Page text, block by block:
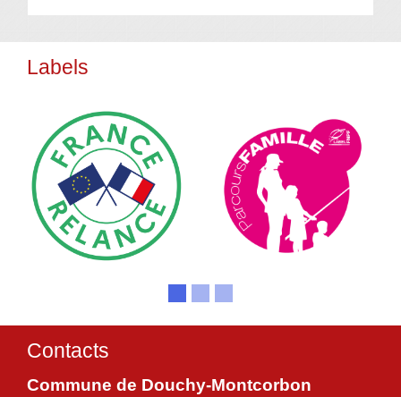
Labels
Contacts
Commune de Douchy-Montcorbon